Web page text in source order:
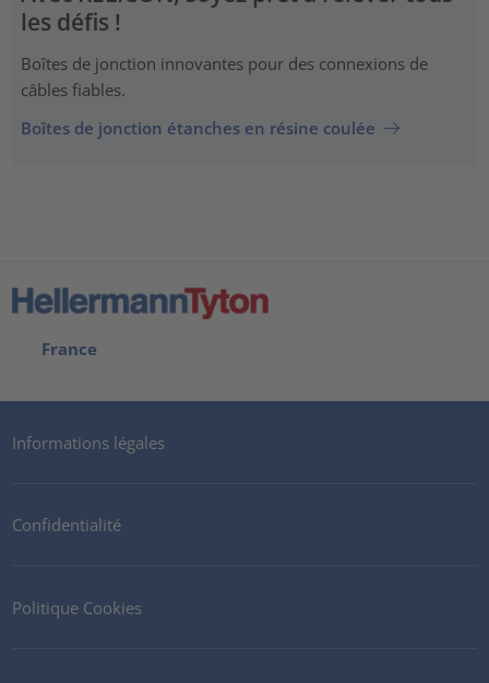
les défis !
Boîtes de jonction innovantes pour des connexions de
câbles fiables.
Boîtes de jonction étanches en résine coulée
France
Informations légales
Confidentialité
Politique Cookies